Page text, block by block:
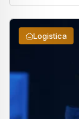
Logistica